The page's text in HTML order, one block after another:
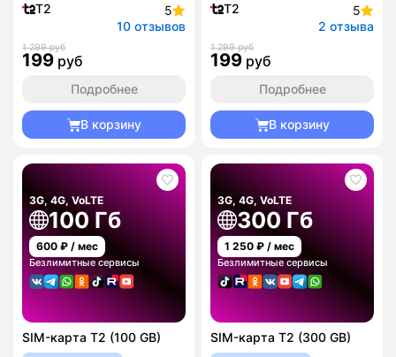
T2
5
10 отзывов
1 299 руб
199 руб
Подробнее
В корзину
T2
5
2 отзыва
1 299 руб
199 руб
Подробнее
В корзину
3G, 4G, VoLTE
100 Гб
600 ₽ / мес
Безлимитные сервисы
SIM-карта T2 (100 GB)
3G, 4G, VoLTE
300 Гб
1 250 ₽ / мес
Безлимитные сервисы
SIM-карта T2 (300 GB)